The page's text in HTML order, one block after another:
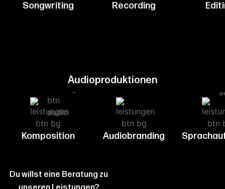
Songwriting Recording
Audioproduktionen
Komposition Audiobranding
Du willst eine Beratung zu